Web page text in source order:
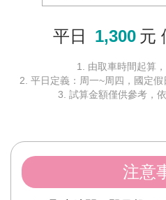
平日 1,300 元
1. 由取車時間起算
2. 平日定義：周一~周四，國定假
3. 試算金額僅供參考，
注意